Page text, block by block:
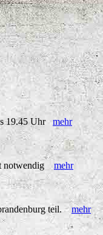
19.45 Uhrmehr
notwendig mehr
teil. mehr